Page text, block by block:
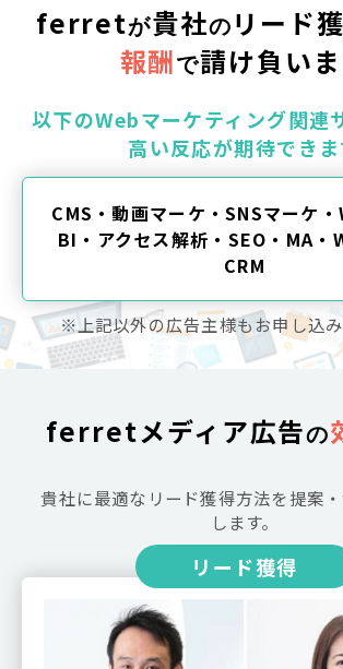
ferretが貴社の リード
報酬で請け負い
以下のWebマーケティング関連
高い反応が期待できま
CMS・動画マーケ・SNSマーケ・
BI・アクセス解析・SEO・MA・
CRM
※上記以外の広告主様もお申し込
ferretメディア広告の
貴社に最適なリード獲得方法を提案
します。
リード獲得